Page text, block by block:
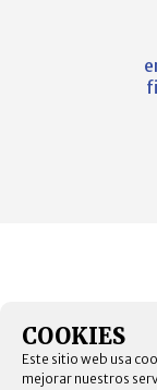
COOKIES
Este sitio web usa
mejorar nuestros